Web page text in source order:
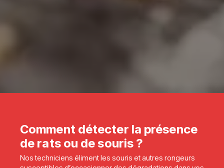
Comment détecter la présence
de rats ou de souris ?
Nos techniciens éliment les souris et autres rongeurs